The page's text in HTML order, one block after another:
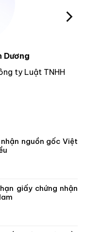
Dương
ty Luật TNHH
nguồn gốc Việt
giấy chứng nhận